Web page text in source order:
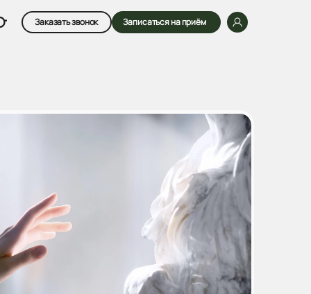
Заказать звонок Записаться на приём